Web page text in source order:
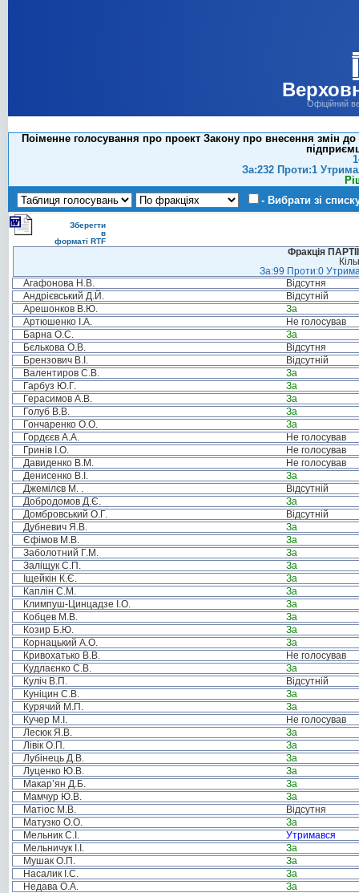
Офіційний
Поіменне голосування про проект Закону про внесення змін
За:232 Проти:1
- Вибрати зі
Зберегти
в
форматі RTF
Фракція
За:99 Проти:0
Агафонова Н.В.
Відсутня
Андрієвський Д.Й.
Відсутній
Арешонков В.Ю.
За
Артюшенко І.А.
Не голосував
Барна О.С.
За
Бєлькова О.В.
Відсутня
Брензович В.І.
Відсутній
Валентиров С.В.
За
Гарбуз Ю.Г.
За
Герасимов А.В.
За
Голуб В.В.
За
Гончаренко О.О.
За
Гордєєв А.А.
Не голосував
Гринів І.О.
Не голосував
Давиденко В.М.
Не голосував
Денисенко В.І.
За
Джемілєв М. .
Відсутній
Добродомов Д.Є.
За
Домбровський О.Г.
Відсутній
Дубневич Я.В.
За
Єфімов М.В.
За
Заболотний Г.М.
За
Заліщук С.П.
За
Іщейкін К.Є.
За
Каплін С.М.
За
Климпуш-Цинцадзе І.О.
За
Кобцев М.В.
За
Козир Б.Ю.
За
Корнацький А.О.
За
Кривохатько В.В.
Не голосував
Кудлаєнко С.В.
За
Куліч В.П.
Відсутній
Куніцин С.В.
За
Курячий М.П.
За
Кучер М.І.
Не голосував
Лесюк Я.В.
За
Лівік О.П.
За
Лубінець Д.В.
За
Луценко Ю.В.
За
Макар’ян Д.Б.
За
Мамчур Ю.В.
За
Матіос М.В.
Відсутня
Матузко О.О.
За
Мельник С.І.
Утримався
Мельничук І.І.
За
Мушак О.П.
За
Насалик І.С.
За
Недава О.А.
За